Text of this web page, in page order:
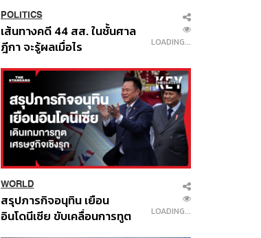
POLITICS
เส้นทางคดี 44 สส. ในชั้นศาล
ฎีกา จะรู้ผลเมื่อไร
LOADING...
WORLD
สรุปภารกิจอนุทิน เยือน
อินโดนีเซีย ขับเคลื่อนการทูต
LOADING...